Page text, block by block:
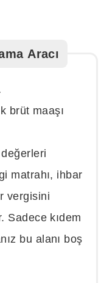
Aracı
brüt maaşı
matrahı, ihbar
vergisini
Sadece kıdem
bu alanı boş